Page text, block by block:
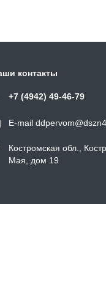
контакты
+7 (4942) 49-46-79
E-mail
Костромская обл.,
Мая, дом 19